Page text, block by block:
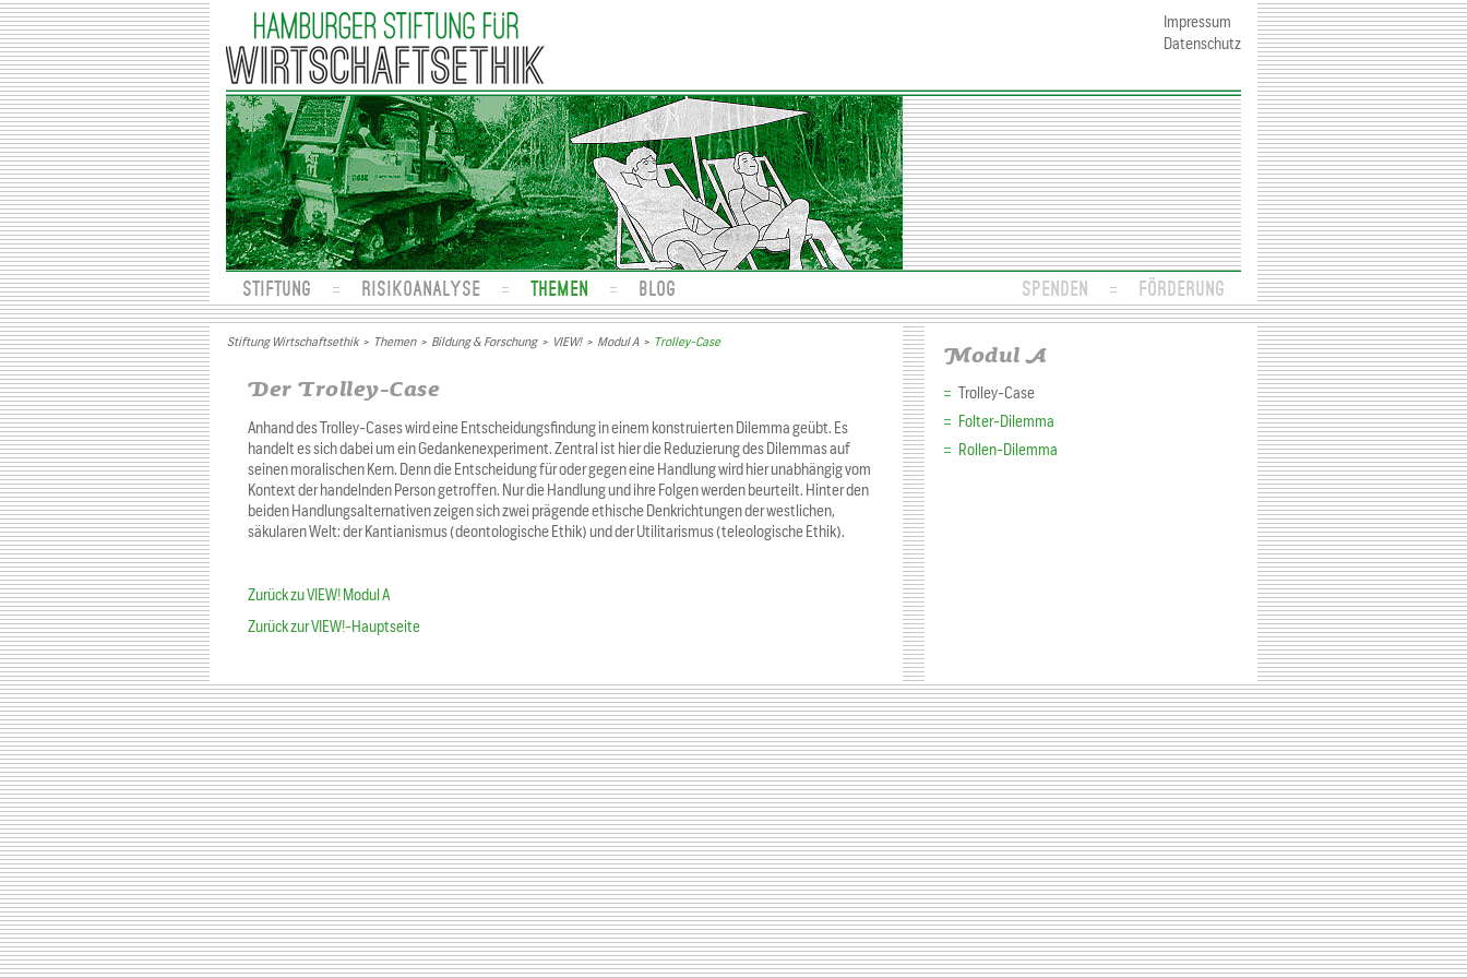
STIFTUNG RISIKOANALYSE THEMEN BLOG SPENDEN FÖRDERUNG
Impressum
Datenschutz
Stiftung Wirtschaftsethik> Themen> Bildung & Forschung> VIEW!> Modul A> Trolley-Case
Der Trolley-Case
Anhand des Trolley-Cases wird eine Entscheidungsfindung in einem konstruierten Dilemma geübt. Es
handelt es sich dabei um ein Gedankenexperiment. Zentral ist hier die Reduzierung des Dilemmas auf
seinen moralischen Kern. Denn die Entscheidung für oder gegen eine Handlung wird hier unabhängig vom
Kontext der handelnden Person getroffen. Nur die Handlung und ihre Folgen werden beurteilt. Hinter den
beiden Handlungsalternativen zeigen sich zwei prägende ethische Denkrichtungen der westlichen,
säkularen Welt: der Kantianismus (deontologische Ethik) und der Utilitarismus (teleologische Ethik).
Zurück zu VIEW! Modul A
Zurück zur VIEW!-Hauptseite
Modul A
Trolley-Case
Folter-Dilemma
Rollen-Dilemma